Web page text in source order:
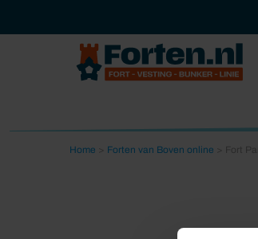
Home Forten van Boven online